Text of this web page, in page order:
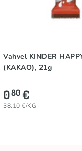
Vahvel KINDER
(KAKAO), 21g
080€
38.10 €/KG